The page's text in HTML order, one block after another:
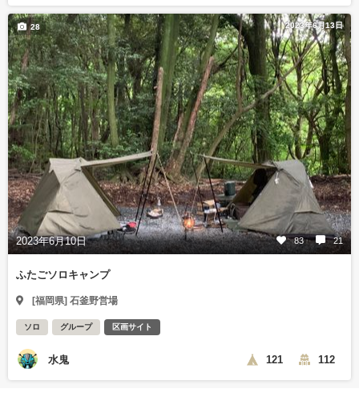
2023年6月13日
2023年6月10日 83 21
28
ふたごソロキャンプ
[福岡県] 石釜野営場
ソロ グループ 区画サイト
水鬼 121 112